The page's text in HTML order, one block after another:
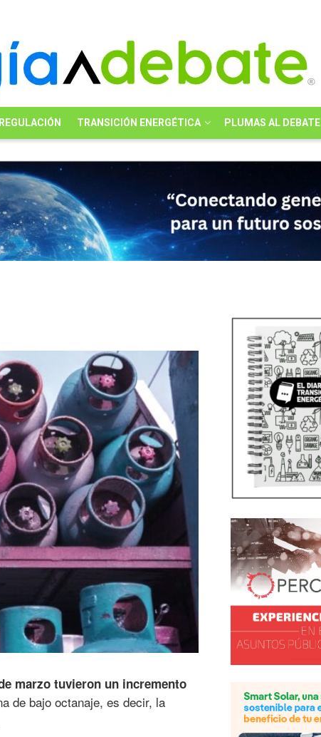
REGULACIÓN TRANSICIÓN ENERGÉTICA PLUMAS AL DEBATE
marzo tuvieron un incremento
de bajo octanaje, es decir, la